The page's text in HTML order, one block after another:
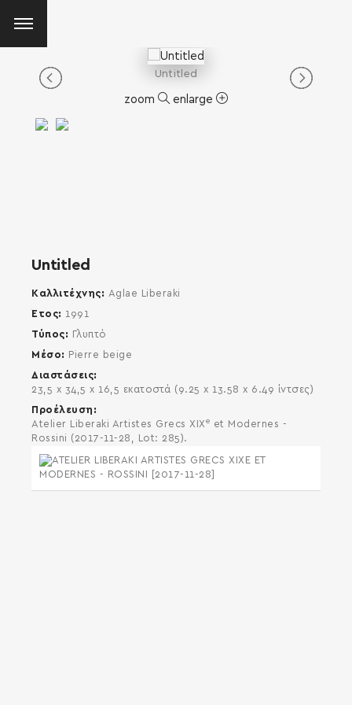
Untitled
zoom enlarge
Untitled
Καλλιτέχνης
Aglae Liberaki
Έτος
1991
Τύπος
Γλυπτό
Μέσο
Pierre beige
Διαστάσεις
23,5 x 34,5 x 16,5 εκατοστά (9.25 x 13.58 x 6.49 ίντσες)
Προέλευση
Atelier Liberaki Artistes Grecs XIX e et Modernes -
Rossini (2017-11-28, Lot: 285).